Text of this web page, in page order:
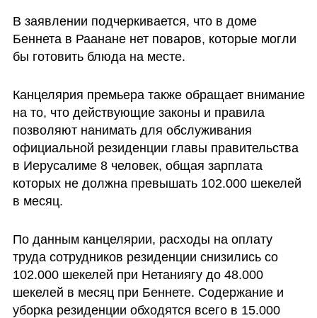
В заявлении подчеркивается, что в доме
Беннета в Раанане нет поваров, которые могли
бы готовить блюда на месте.
Канцелярия премьера также обращает внимание
на то, что действующие законы и правила
позволяют нанимать для обслуживания
официальной резиденции главы правительства
в Иерусалиме 8 человек, общая зарплата
которых не должна превышать 102.000 шекелей
в месяц.
По данным канцелярии, расходы на оплату
труда сотрудников резиденции снизились со
102.000 шекелей при Нетаниягу до 48.000
шекелей в месяц при Беннете. Содержание и
уборка резиденции обходятся всего в 15.000